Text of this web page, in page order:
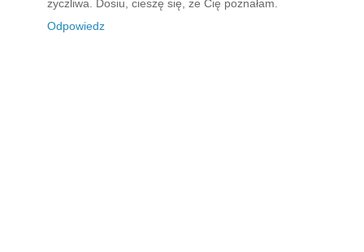
życzliwa. Dosiu, cieszę się, że Cię poznałam.
Odpowiedz